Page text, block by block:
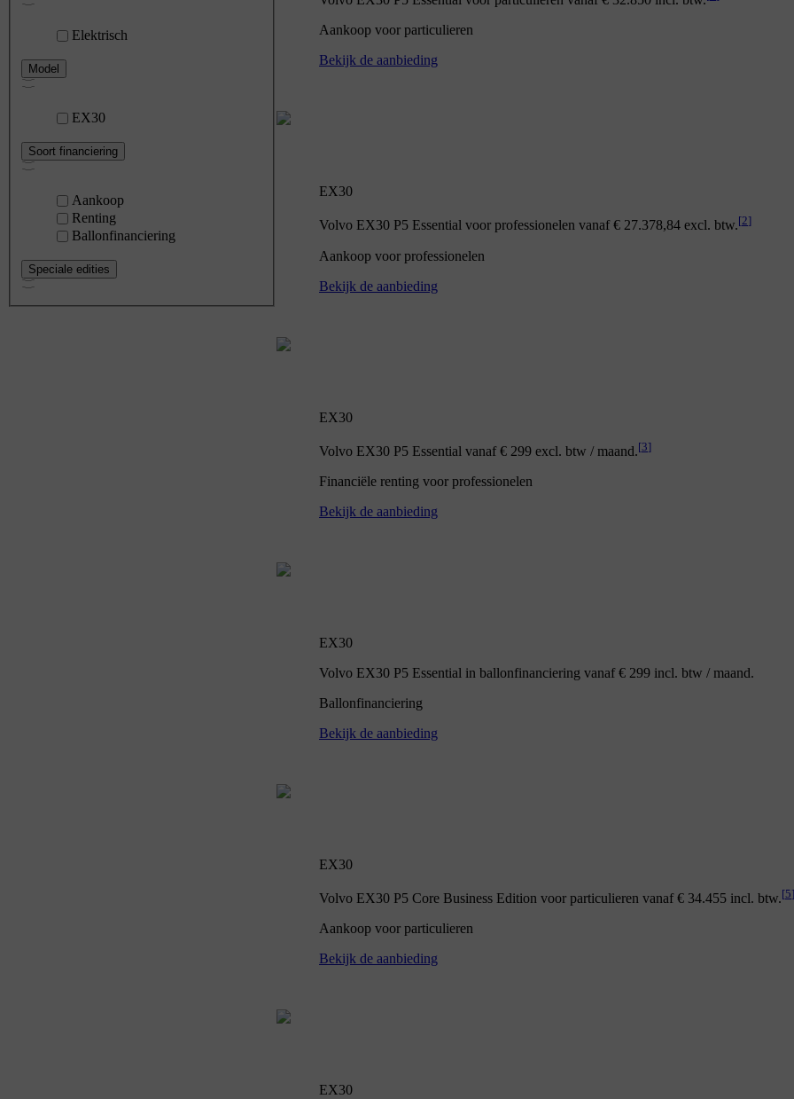
Elektrisch
Model
EX30
Soort financiering
Aankoop
Renting
Ballonfinanciering
Speciale edities
Aankoop voor particulieren
Bekijk de aanbieding
EX30
Volvo EX30 P5 Essential voor professionelen vanaf € 27.378,84 excl. btw.[2]
Aankoop voor professionelen
Bekijk de aanbieding
EX30
Volvo EX30 P5 Essential vanaf € 299 excl. btw / maand.[3]
Financiële renting voor professionelen
Bekijk de aanbieding
EX30
Volvo EX30 P5 Essential in ballonfinanciering vanaf € 299 incl. btw / maand.
Ballonfinanciering
Bekijk de aanbieding
EX30
Volvo EX30 P5 Core Business Edition voor particulieren vanaf € 34.455 incl. btw.[5]
Aankoop voor particulieren
Bekijk de aanbieding
EX30